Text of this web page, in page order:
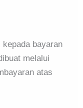
bayaran
melalui
atas